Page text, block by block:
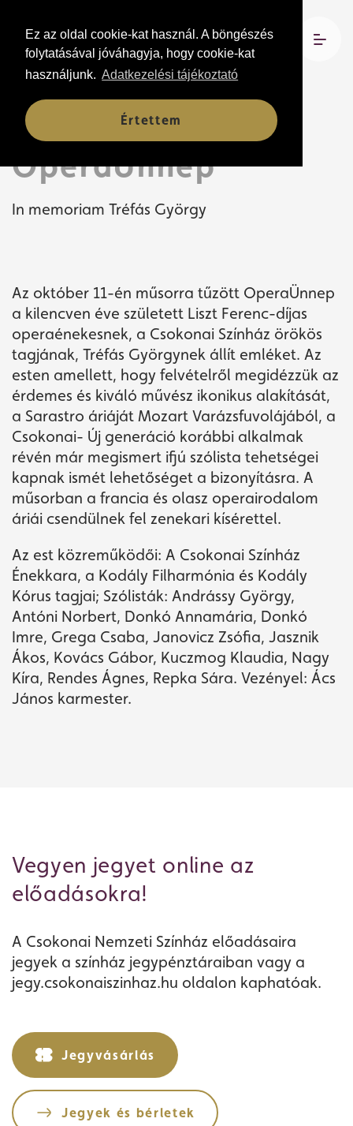
Ez az oldal cookie-kat használ. A böngészés
folytatásával jóváhagyja, hogy cookie-kat
használjunk. Adatkezelési tájékoztató
Értettem
Jegyvásárlás
OperaÜnnep
In memoriam Tréfás György
Az október 11-én műsorra tűzött OperaÜnnep
a kilencven éve született Liszt Ferenc-díjas
operaénekesnek, a Csokonai Színház örökös
tagjának, Tréfás Györgynek állít emléket. Az
esten amellett, hogy felvételről megidézzük az
érdemes és kiváló művész ikonikus alakítását,
a Sarastro áriáját Mozart Varázsfuvolájából, a
Csokonai- Új generáció korábbi alkalmak
révén már megismert ifjú szólista tehetségei
kapnak ismét lehetőséget a bizonyításra. A
műsorban a francia és olasz operairodalom
áriái csendülnek fel zenekari kísérettel.
Az est közreműködői: A Csokonai Színház
Énekkara, a Kodály Filharmónia és Kodály
Kórus tagjai; Szólisták: Andrássy György,
Antóni Norbert, Donkó Annamária, Donkó
Imre, Grega Csaba, Janovicz Zsófia, Jasznik
Ákos, Kovács Gábor, Kuczmog Klaudia, Nagy
Kíra, Rendes Ágnes, Repka Sára. Vezényel: Ács
János karmester.
Vegyen jegyet online az
előadásokra!
A Csokonai Nemzeti Színház előadásaira
jegyek a színház jegypénztáraiban vagy a
jegy.csokonaiszinhaz.hu oldalon kaphatóak.
Jegyvásárlás
Jegyek és bérletek